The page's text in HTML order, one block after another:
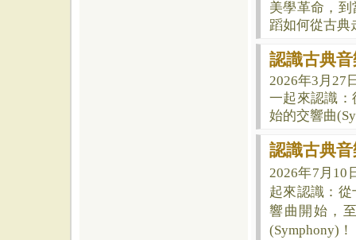
美學革命，
蹈如何從古典
認識古典
2026年3月27
一起來認識
始的交響曲
認識古典
2026年7月10
起來認識：
響曲開始，
(Symphony)！